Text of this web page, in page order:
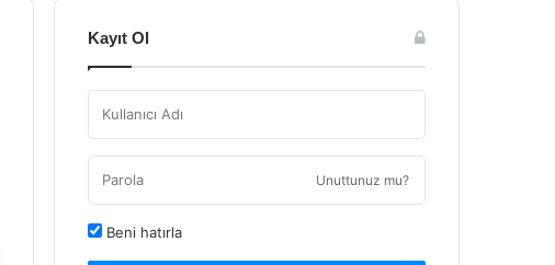
Kayıt Ol
Unuttunuz mu?
Beni hatırla